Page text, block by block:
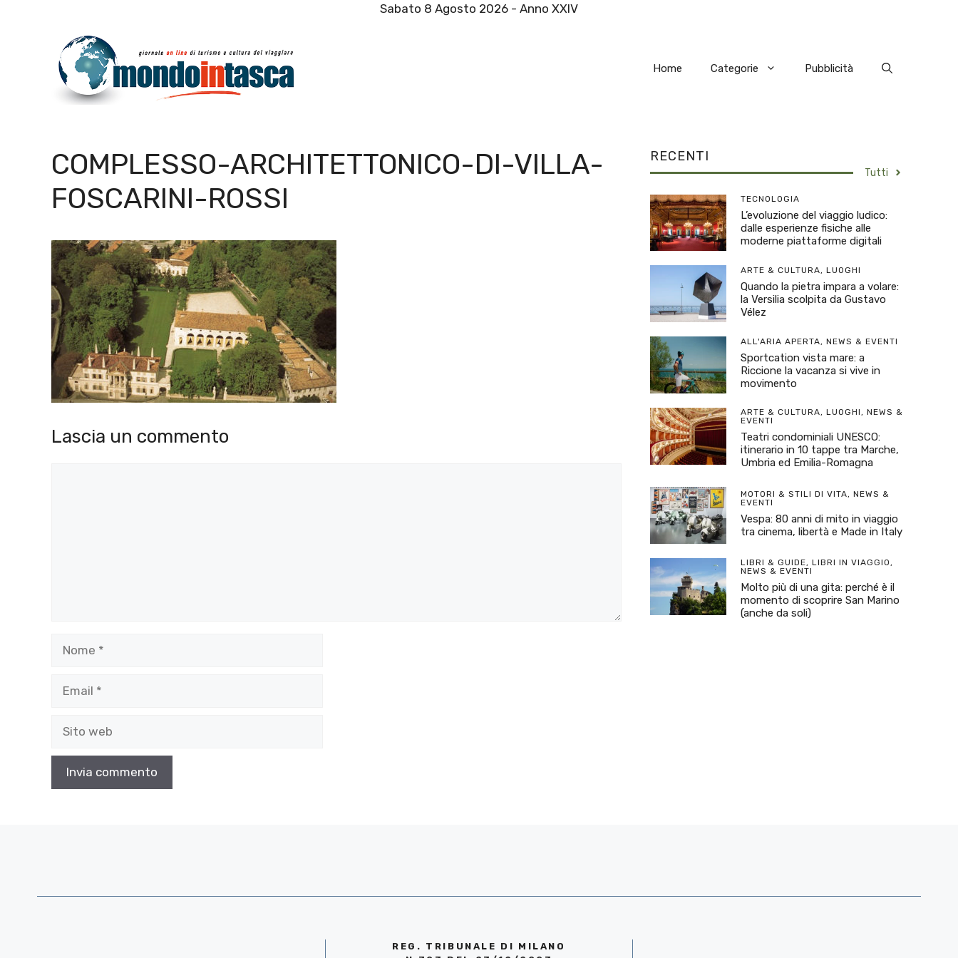
Sabato 8 Agosto 2026 - Anno XXIV
Home Categorie Pubblicità
COMPLESSO-ARCHITETTONICO-DI-VILLA-
FOSCARINI-ROSSI
Lascia un commento
RECENTI
Tutti
TECNOLOGIA
L’evoluzione del viaggio ludico:
dalle esperienze fisiche alle
moderne piattaforme digitali
ARTE & CULTURA, LUOGHI
Quando la pietra impara a volare:
la Versilia scolpita da Gustavo
Vélez
ALL'ARIA APERTA, NEWS & EVENTI
Sportcation vista mare: a
Riccione la vacanza si vive in
movimento
ARTE & CULTURA, LUOGHI, NEWS &
EVENTI
Teatri condominiali UNESCO:
itinerario in 10 tappe tra Marche,
Umbria ed Emilia-Romagna
MOTORI & STILI DI VITA, NEWS &
EVENTI
Vespa: 80 anni di mito in viaggio
tra cinema, libertà e Made in Italy
LIBRI & GUIDE, LIBRI IN VIAGGIO,
NEWS & EVENTI
Molto più di una gita: perché è il
momento di scoprire San Marino
(anche da soli)
REG. TRIBUNALE DI MILANO